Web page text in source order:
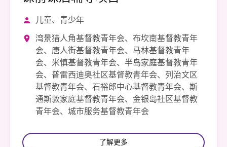
儿童、青少年
湾景猎人角基督教青年会、布坎南基督教青年
会、唐人街基督教青年会、马林基督教青年
会、米慎基督教青年会、半岛家庭基督教青年
会、普雷西迪奥社区基督教青年会、列治文区
基督教青年会、石裕郎中心基督教青年会、斯
通斯敦家庭基督教青年会、金银岛社区基督教
青年会、城市服务基督教青年会
了解更多